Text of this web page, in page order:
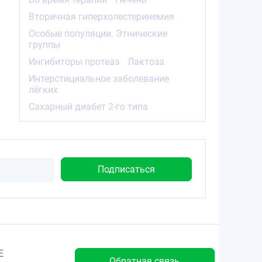
Вторичная гиперхолестеринемия
Особые популяции. Этнические
группы
Ингибиторы протеаз
Лактоза
Интерстициальное заболевание
лёгких
Сахарный диабет 2-го типа